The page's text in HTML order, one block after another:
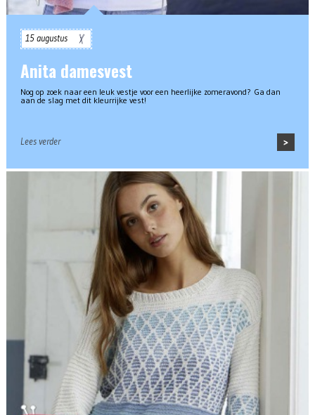
15 augustus
Anita damesvest
Nog op zoek naar een leuk vestje voor een heerlijke zomeravond? Ga dan
aan de slag met dit kleurrijke vest!
Lees verder